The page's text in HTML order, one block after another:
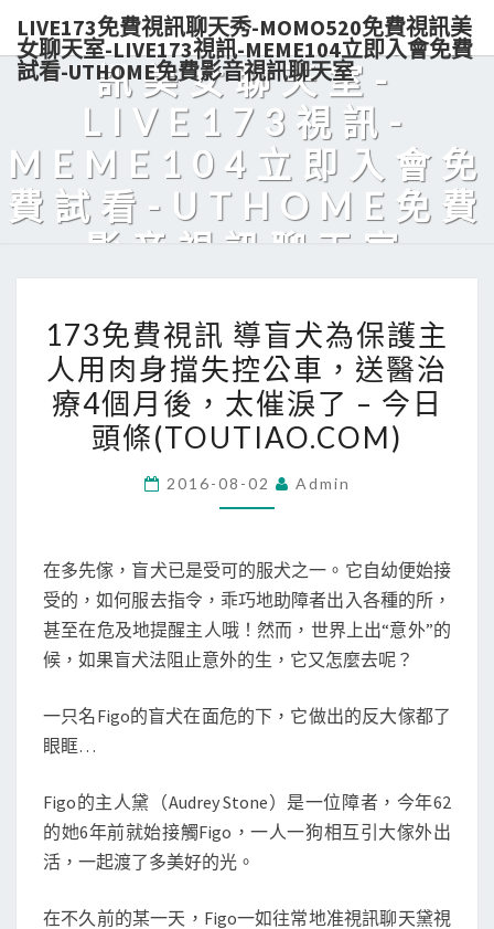
LIVE173免費視訊聊天秀-MOMO520免費視訊美
女聊天室-LIVE173視訊-MEME104立即入會免費
試看-UTHOME免費影音視訊聊天室
秀-MOMO520免費視
訊美女聊天室-
LIVE173視訊-
MEME104立即入會免
費試看-UTHOME免費
影音視訊聊天室
免
費
視
訊
盲
保
護
主
人
肉
車，
173免費視訊 導盲犬為保護主
人用肉身擋失控公車，送醫治
療4個月後，太催淚了 – 今日
頭條(TOUTIAO.COM)
2016-08-02 Admin
在多先傢，盲犬已是受可的服犬之一。它自幼便始接
受的，如何服去指令，乖巧地助障者出入各種的所，
甚至在危及地提醒主人哦！然而，世界上出“意外”的
候，如果盲犬法阻止意外的生，它又怎麼去呢？
一只名Figo的盲犬在面危的下，它做出的反大傢都了
眼眶…
Figo的主人黛（Audrey Stone）是一位障者，今年62
的她6年前就始接觸Figo，一人一狗相互引大傢外出
活，一起渡了多美好的光。
在不久前的某一天，Figo一如往常地准視訊聊天黛視